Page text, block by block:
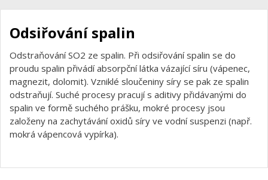
Odsiřování spalin
Odstraňování SO2 ze spalin. Při odsiřování spalin se do
proudu spalin přivádí absorpční látka vázající síru (vápenec,
magnezit, dolomit). Vzniklé sloučeniny síry se pak ze spalin
odstraňují. Suché procesy pracují s aditivy přidávanými do
spalin ve formě suchého prášku, mokré procesy jsou
založeny na zachytávání oxidů síry ve vodní suspenzi (např.
mokrá vápencová vypírka).